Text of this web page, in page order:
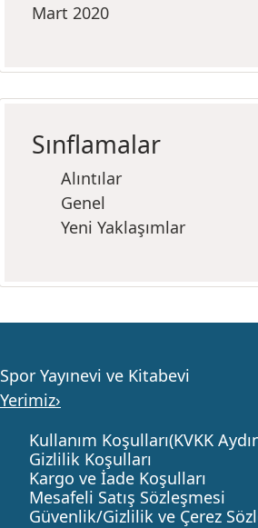
Mart 2020
Sınflamalar
Alıntılar
Genel
Yeni Yaklaşımlar
Spor Yayınevi ve Kitabevi
Yerimiz›
Kullanım Koşulları(KVKK
Gizlilik Koşulları
Kargo ve İade Koşulları
Mesafeli Satış Sözleşmesi
Güvenlik/Gizlilik ve Çerez